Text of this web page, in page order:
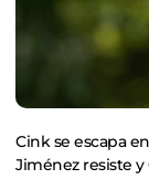
Cink se escapa
Jiménez resiste y